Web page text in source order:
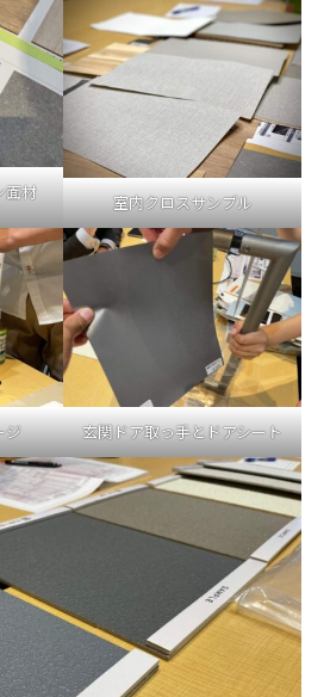
面材 室内クロスサンプル
ジ 玄関ドア取っ手とドアシート